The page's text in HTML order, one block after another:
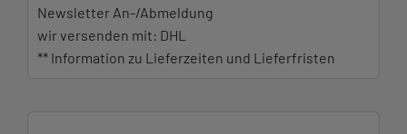
Newsletter An-/Abmeldung
wir versenden mit: DHL
** Information zu Lieferzeiten und Lieferfristen